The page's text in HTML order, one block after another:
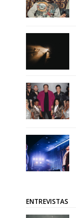
ENTREVISTAS